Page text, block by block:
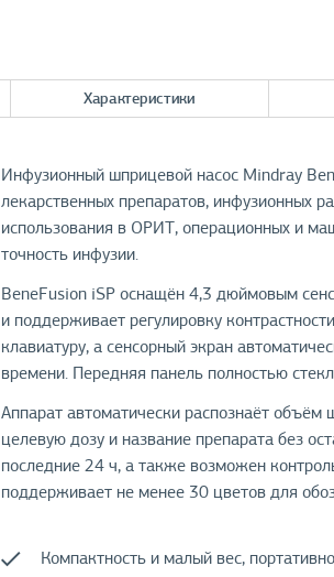
Характеристики
Инфузионный шприцевой насос Mindray
лекарственных препаратов, инфузионных
использования в ОРИТ, операционных и
точность инфузии.
BeneFusion iSP оснащён 4,3 дюймовым
и поддерживает регулировку
клавиатуру, а сенсорный экран
времени. Передняя панель полностью
Аппарат автоматически распознаёт
целевую дозу и название препарата без
последние 24 ч, а также возможен
поддерживает не менее 30 цветов для
Компактность и малый вес,